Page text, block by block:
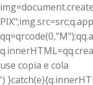
use copia e cola
')